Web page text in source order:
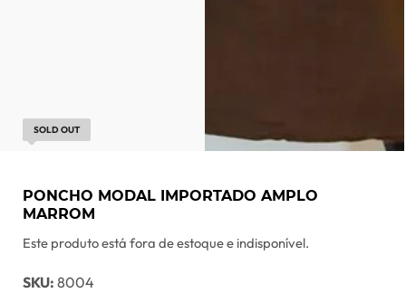
SOLD OUT
PONCHO MODAL IMPORTADO AMPLO
MARROM
Este produto está fora de estoque e indisponível.
SKU: 8004